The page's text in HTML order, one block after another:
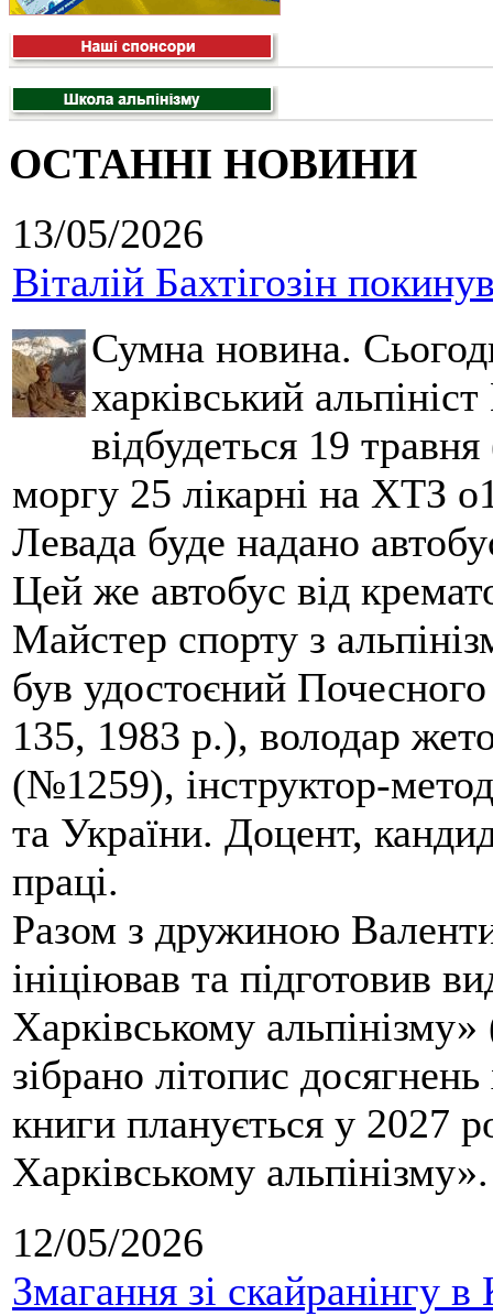
ОСТАННІ НОВИНИ
13/05/2026
Віталій Бахтігозін
Сумна новина.
харківський
відбудеться 19
моргу 25 лікарні на ХТЗ
Левада буде надано
Цей же автобус від
Майстер спорту з
був удостоєний
135, 1983 р.), володар
(№1259), інструктор-
та України. Доцент,
праці.
Разом з дружиною
ініціював та підготовив
Харківському
зібрано літопис
книги планується у 2027
Харківському альпінізму».
12/05/2026
Змагання зі скайранінгу в